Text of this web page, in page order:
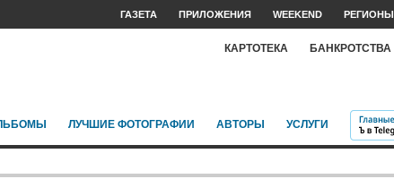
ГАЗЕТА ПРИЛОЖЕНИЯ WEEKEND РЕГИОНЫ
КАРТОТЕКА БАНКРОТСТВА
ЛУЧШИЕ ФОТОГРАФИИ АВТОРЫ УСЛУГИ